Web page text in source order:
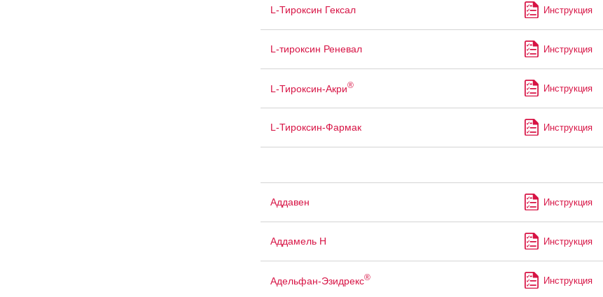
L-Тироксин Гексал Инструкция
L-тироксин Реневал Инструкция
L-Тироксин-Акри® Инструкция
L-Тироксин-Фармак Инструкция
Аддавен Инструкция
Аддамель Н Инструкция
Адельфан-Эзидрекс® Инструкция